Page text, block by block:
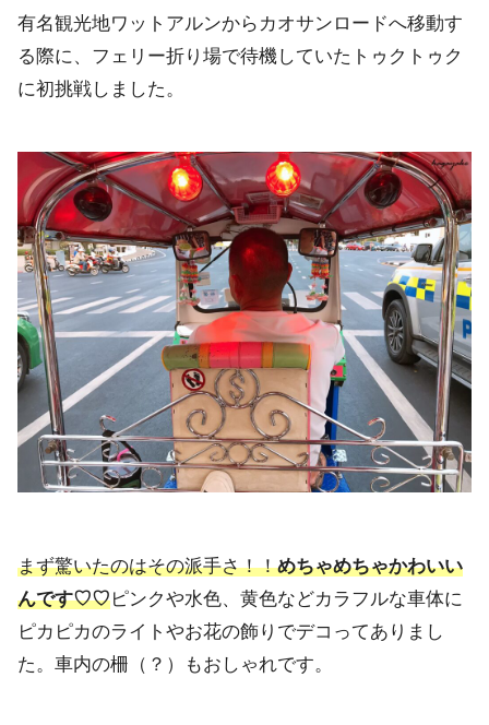
有名観光地ワットアルンからカオサンロードへ移動す
る際に、 フェリー折り場で待機していたトゥクトゥク
に初挑戦しました。
まず驚いたのはその派手さ！！めちゃめちゃかわいい
んです♡♡ピンクや水色、 黄色などカラフルな車体に
ピカピカのライトやお花の飾りでデコってありまし
た。車内の柵（？）もおしゃれです。